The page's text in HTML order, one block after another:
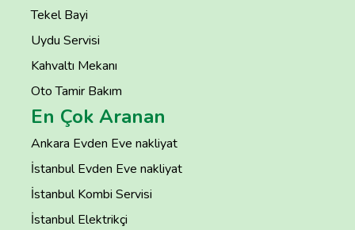
Tekel Bayi
Uydu Servisi
Kahvaltı Mekanı
Oto Tamir Bakım
En Çok Aranan
Ankara Evden Eve nakliyat
İstanbul Evden Eve nakliyat
İstanbul Kombi Servisi
İstanbul Elektrikçi